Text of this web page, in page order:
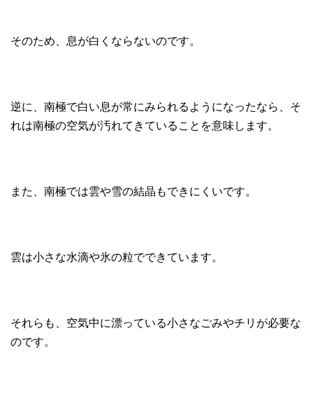
そのため、息が白くならないのです。
逆に、南極で白い息が常にみられるようになったなら、そ
れは南極の空気が汚れてきていることを意味します。
また、南極では雲や雪の結晶もできにくいです。
雲は小さな水滴や氷の粒でできています。
それらも、空気中に漂っている小さなごみやチリが必要な
のです。